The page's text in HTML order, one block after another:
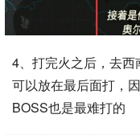
4、打完火之后，去
可以放在最后面打，
BOSS也是最难打的